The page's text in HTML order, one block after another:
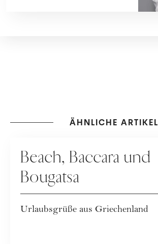
ÄHNLICHE ARTIKEL
Beach, Baccara und
Bougatsa
Urlaubsgrüße aus Griechenland